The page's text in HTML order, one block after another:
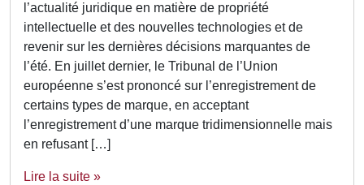
l’actualité juridique en matière de propriété
intellectuelle et des nouvelles technologies et de
revenir sur les dernières décisions marquantes de
l’été. En juillet dernier, le Tribunal de l’Union
européenne s’est prononcé sur l’enregistrement de
certains types de marque, en acceptant
l’enregistrement d’une marque tridimensionnelle mais
en refusant […]
Lire la suite »